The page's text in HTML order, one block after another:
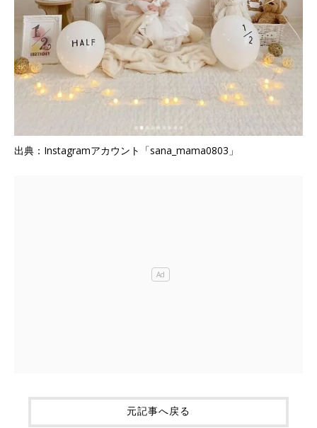
出典：Instagramアカウント「sana_mama0803」
元記事へ戻る